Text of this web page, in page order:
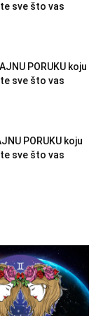
sve što vas
PORUKU koju
sve što vas
PORUKU koju
sve što vas